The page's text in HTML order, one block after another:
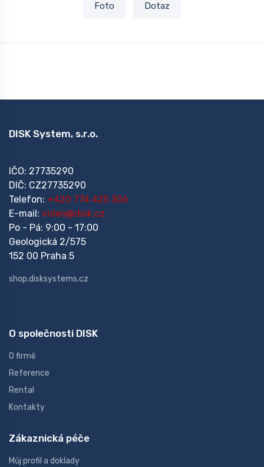
Foto Dotaz
DISK System, s.r.o.
IČO: 27735290
DIČ: CZ27735290
Telefon: +420 774 425 306
E-mail: video@disk.cz
Po - Pá: 9:00 - 17:00
Geologická 2/575
152 00 Praha 5
shop.disksystems.cz
O společnosti DISK
O firmě
Reference
Rental
Kontakty
Zákaznická péče
Můj profil a doklady